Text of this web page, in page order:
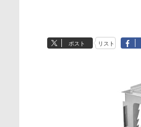
ポスト リスト